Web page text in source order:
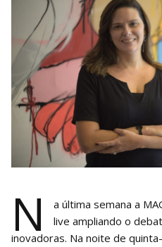
N
a última semana a
live ampliando o
inovadoras. Na noite de